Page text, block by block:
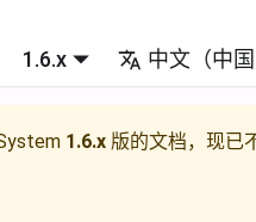
1.6.x 中文（中国
1.6.x 版的文档，现已